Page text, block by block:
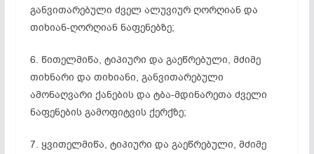
განვითარებული ძველ ალუვიურ ღორღიან და
თიხიან-ღორღიან ნაფენებზე;
6. წითელმიწა, ტიპიური და გაეწრებული, მძიმე
თიხნარი და თიხიანი, განვითარებული
ამონაღვარი ქანების და ტბა-მდინარეთა ძველი
ნაფენების გამოფიტვის ქერქზე;
7. ყვითელმიწა, ტიპიური და გაეწრებული, მძიმე